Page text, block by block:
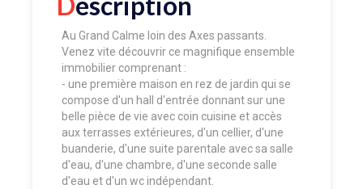
Au Grand Calme loin des Axes passants.
Venez vite découvrir ce magnifique ensemble
immobilier comprenant :
- une première maison en rez de jardin qui se
compose d'un hall d'entrée donnant sur une
belle pièce de vie avec coin cuisine et accès
aux terrasses extérieures, d'un cellier, d'une
buanderie, d'une suite parentale avec sa salle
d'eau, d'une chambre, d'une seconde salle
d'eau et d'un wc indépendant.